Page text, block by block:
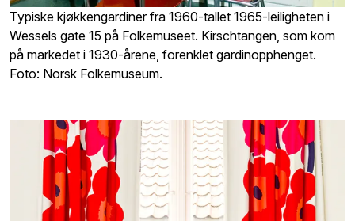
Typiske kjøkkengardiner fra 1960-tallet 1965-leiligheten i
Wessels gate 15 på Folkemuseet. Kirschtangen, som kom
på markedet i 1930-årene, forenklet gardinopphenget.
Foto: Norsk Folkemuseum.